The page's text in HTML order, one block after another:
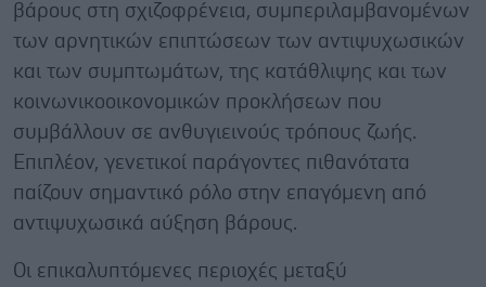
βάρους στη σχιζοφρένεια, συμπεριλαμβανομένων
των αρνητικών επιπτώσεων των αντιψυχωσικών
και των συμπτωμάτων, της κατάθλιψης και των
κοινωνικοοικονομικών προκλήσεων που
συμβάλλουν σε ανθυγιεινούς τρόπους ζωής.
Επιπλέον, γενετικοί παράγοντες πιθανότατα
παίζουν σημαντικό ρόλο στην επαγόμενη από
αντιψυχωσικά αύξηση βάρους.
Οι επικαλυπτόμενες περιοχές μεταξύ